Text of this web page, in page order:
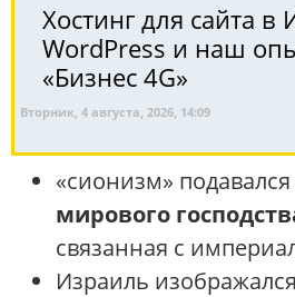
Хостинг для сайта
WordPress и наш
«Бизнес 4G»
Вторник, 4 августа, 2026, 14:09
«сионизм» подавался
мирового
связанная с
Израиль